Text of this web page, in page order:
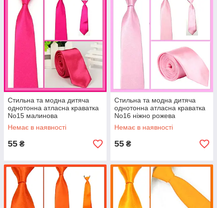
Стильна та модна дитяча
однотонна атласна краватка
No15 малинова
Немає в наявності
55 ₴
Стильна та модна дитяча
однотонна атласна краватка
No16 ніжно рожева
Немає в наявності
55 ₴